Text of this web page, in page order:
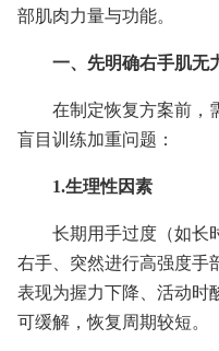
部肌肉力量与功能。
一、先明确右手肌无
在制定恢复方案前，
盲目训练加重问题：
1.生理性因素
长期用手过度（如长
右手、突然进行高强度手
表现为握力下降、活动时
可缓解，恢复周期较短。